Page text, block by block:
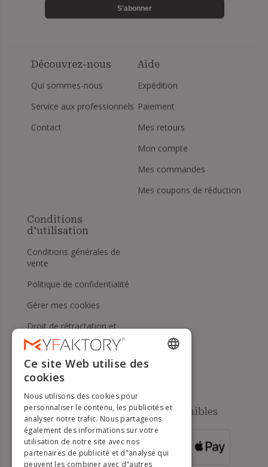
S'abonner
Découvrez-nous
Qui sommes-nous
Service aux professionnels
Contact
Aide
Expédition
Paiement
Mes retours
Mon compte
Mes commandes
Mes coupons de réduction
Conditions
d'utilisation
Conditions générales de
vente
Politique de confidentialité
Gérer mes cookies
Droit de rétractation et
retours
Aide
Méthodes de paiement disponibles
POUR LES
COMMANDES
SUPÉRIEURES À
ENGLISH
DUTCH
GERMAN
Ce site Web utilise des
cookies
Nous utilisons des cookies pour
personnaliser le contenu, les publicités et
analyser notre trafic. Nous partageons
également des informations sur votre
utilisation de notre site avec nos
partenaires de publicité et d"analyse qui
peuvent les combiner avec d"autres